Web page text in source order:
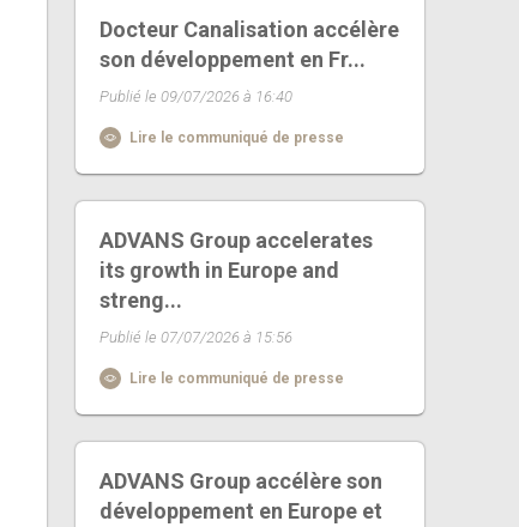
Docteur Canalisation accélère
son développement en Fr...
Publié le 09/07/2026 à 16:40
Lire le communiqué de presse
ADVANS Group accelerates
its growth in Europe and
streng...
Publié le 07/07/2026 à 15:56
Lire le communiqué de presse
ADVANS Group accélère son
développement en Europe et